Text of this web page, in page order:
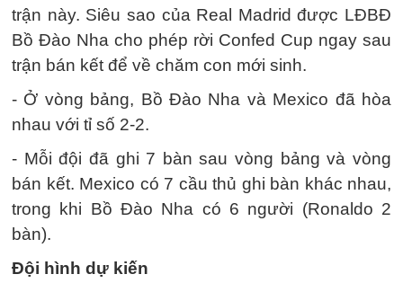
trận này. Siêu sao của Real Madrid được LĐBĐ
Bồ Đào Nha cho phép rời Confed Cup ngay sau
trận bán kết để về chăm con mới sinh.
- Ở vòng bảng, Bồ Đào Nha và Mexico đã hòa
nhau với tỉ số 2-2.
- Mỗi đội đã ghi 7 bàn sau vòng bảng và vòng
bán kết. Mexico có 7 cầu thủ ghi bàn khác nhau,
trong khi Bồ Đào Nha có 6 người (Ronaldo 2
bàn).
Đội hình dự kiến